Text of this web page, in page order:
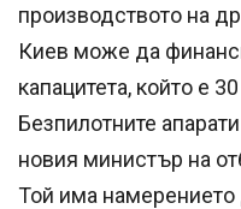
производството на
Киев може да
капацитета, който е
Безпилотните
новия министър на
Той има